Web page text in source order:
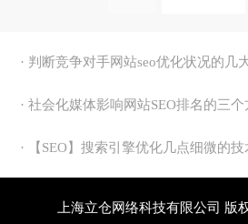
· 判断竞争对手网站seo优化状况的几
· 社会化媒体影响网站SEO排名的三个
· 【SEO】搜索引擎优化几点细微的技
上海立仓网络科技有限公司 版